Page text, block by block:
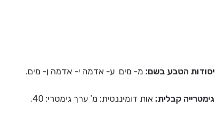
יסודות הטבע בשם: מ- מים ע- אדמה י- אדמה ן- מים.
גימטרייה קבלית: אות דומיננטית: מ' ערך גימטרי: 40.